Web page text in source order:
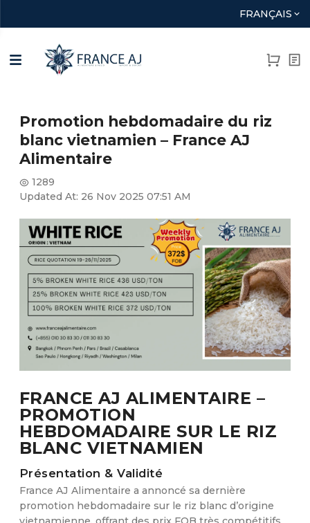
FRANÇAIS
Promotion hebdomadaire du riz
blanc vietnamien – France AJ
Alimentaire
1289
Updated At: 26 Nov 2025 07:51 AM
FRANCE AJ ALIMENTAIRE –
PROMOTION
HEBDOMADAIRE SUR LE RIZ
BLANC VIETNAMIEN
Présentation & Validité
France AJ Alimentaire a annoncé sa dernière
promotion hebdomadaire sur le riz blanc d’origine